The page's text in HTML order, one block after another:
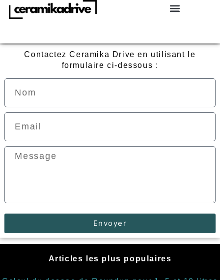
Contactez Ceramika Drive en utilisant le
formulaire ci-dessous :
Envoyer
Articles les plus populaires